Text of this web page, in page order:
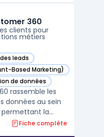
IT ou prod ...
360
clients pour
métiers
leads
360 dans cette catégorie
Based Marketing)
360 dans cette catégorie
de données
360 dans cette catégorie
rassemble les
données au sein
permettant la
client
Fiche complète